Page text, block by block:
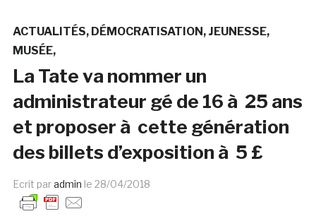
ACTUALITÉS DÉMOCRATISATION JEUNESSE
MUSÉE
La Tate va nommer un
administrateur gé de 16 à 25 ans
et proposer à cette génération
des billets d’exposition à 5 £
Ecrit paradmin le 28/04/2018